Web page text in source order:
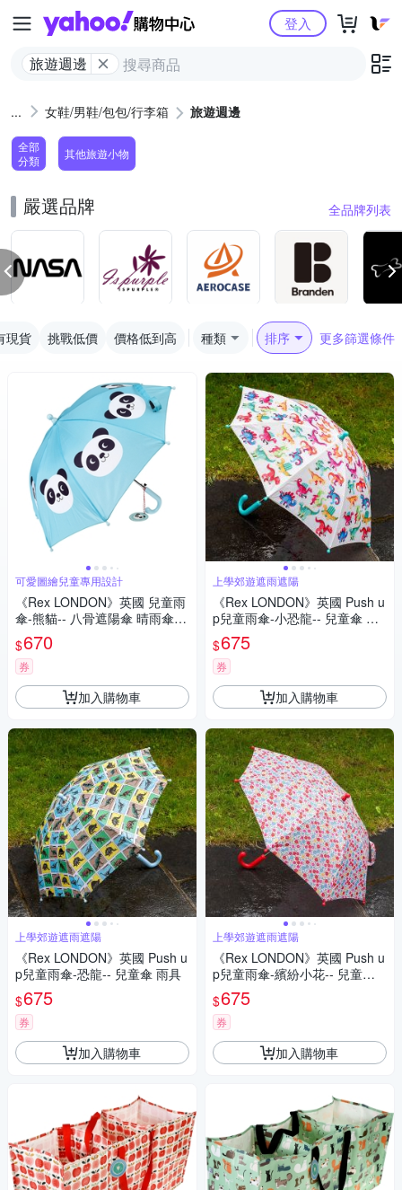
Yahoo購物中心
旅遊週邊
登入
女鞋/男鞋/包包/行李箱 旅遊週邊
全部
分類
其他旅遊小物
嚴選品牌 全品牌列表
現貨 挑戰低價 價格低到高 種類 排序 更多篩選條件
可愛圖繪兒童專用設計
《Rex LONDON》英國 兒童雨
傘-熊貓-- 八骨遮陽傘 晴雨傘
直傘 長柄雨傘 學童小傘
$670
券
加入購物車
上學郊遊遮雨遮陽
《Rex LONDON》英國 Push u
p兒童雨傘-恐龍-- 兒童傘 雨具
$675
券
加入購物車
上學郊遊遮雨遮陽
《Rex LONDON》英國 Push u
p兒童雨傘-小恐龍-- 兒童傘 雨
具
$675
券
加入購物車
上學郊遊遮雨遮陽
《Rex LONDON》英國 Push u
p兒童雨傘-繽紛小花-- 兒童傘
雨具
$675
券
加入購物車